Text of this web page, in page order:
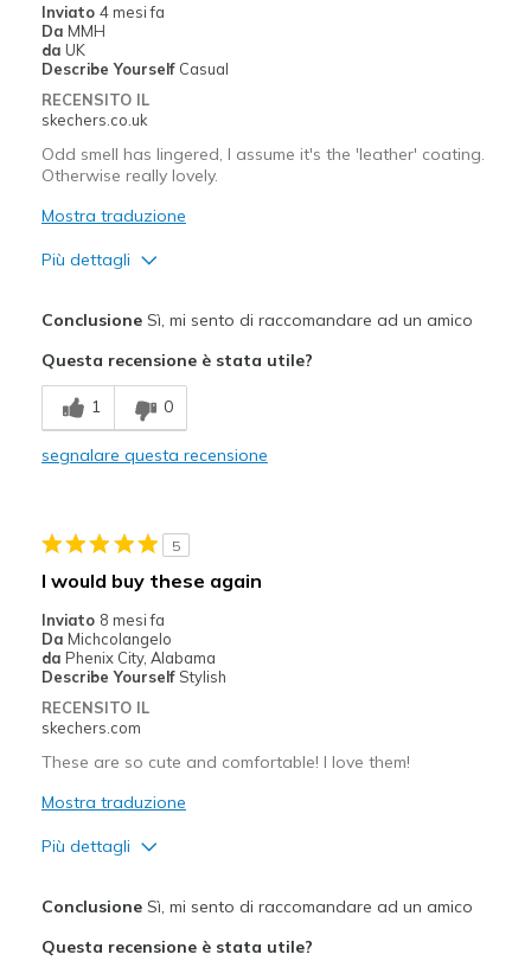
Width
Sizing
Feels true to size
View On Shoes
Inviato 4 mesi fa
Da MMH
da UK
Describe Yourself Casual
RECENSITO IL
skechers.co.uk
Odd smell has lingered, I assume it's the 'leather' coating.
Otherwise really lovely.
Mostra traduzione
Più dettagli
Comfortable
Stylish
Going Out
Sizing
Feels true to size
View On Shoes
ConclusioneSì, mi sento di raccomandare ad un amico
Questa recensione è stata utile?
1 0
segnalare questa recensione
5
I would buy these again
Inviato 8 mesi fa
Da Michcolangelo
da Phenix City, Alabama
Describe Yourself Stylish
RECENSITO IL
skechers.com
These are so cute and comfortable! I love them!
Mostra traduzione
Più dettagli
ConclusioneSì, mi sento di raccomandare ad un amico
Questa recensione è stata utile?